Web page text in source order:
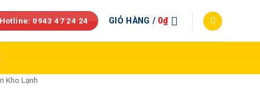
0943 47 24 24 GIỎ HÀNG / 0₫
Kho Lạnh